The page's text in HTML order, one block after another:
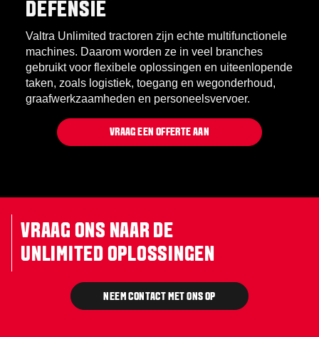
DEFENSIE
Valtra Unlimited tractoren zijn echte multifunctionele
machines. Daarom worden ze in veel branches
gebruikt voor flexibele oplossingen en uiteenlopende
taken, zoals logistiek, toegang en wegonderhoud,
graafwerkzaamheden en personeelsvervoer.
VRAAG EEN OFFERTE AAN
VRAAG ONS NAAR DE
UNLIMITED OPLOSSINGEN
NEEM CONTACT MET ONS OP